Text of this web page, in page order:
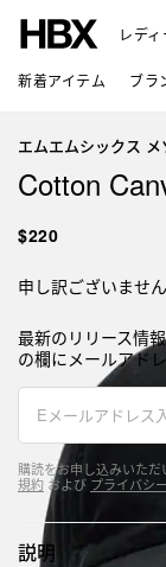
レディ
新着アイテム ブラ
エムエムシックス
Cotton
$220
申し訳ございませ
最新のリリース情
の欄にメールアド
購読をお申し込みいただ
規約 および プライバシ
説明